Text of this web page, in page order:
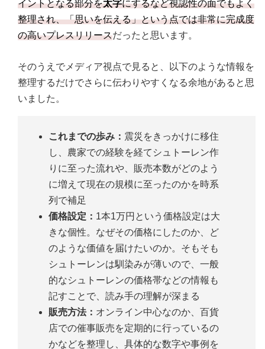
イントとなる部分を太字にするなど視認性の面でもよく
整理され、「思いを伝える」という点では非常に完成度
の高いプレスリリースだったと思います。
そのうえでメディア視点で見ると、以下のような情報を
整理するだけでさらに伝わりやすくなる余地があると思
いました。
これまでの歩み： 震災をきっかけに移住
し、農家での経験を経てシュトーレン作
りに至った流れや、販売本数がどのよう
に増えて現在の規模に至ったのかを時系
列で補足
価格設定： 1本1万円という価格設定は大
きな個性。なぜその価格にしたのか、ど
のような価値を届けたいのか。そもそも
シュトーレンは馴染みが薄いので、一般
的なシュトーレンの価格帯などの情報も
記すことで、読み手の理解が深まる
販売方法： オンライン中心なのか、百貨
店での催事販売を定期的に行っているの
かなどを整理し、具体的な数字や事例を